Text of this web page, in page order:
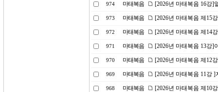
974 마태복음 [2026년 마태복음 16강]
973 마태복음 [2026년 마태복음 제15
972 마태복음 [2026년 마태복음 제14
971 마태복음 [2026년 마태복음 13강]
970 마태복음 [2026년 마태복음 제12
969 마태복음 [2026년 마태복음 11강
968 마태복음 [2026년 마태복음 제10